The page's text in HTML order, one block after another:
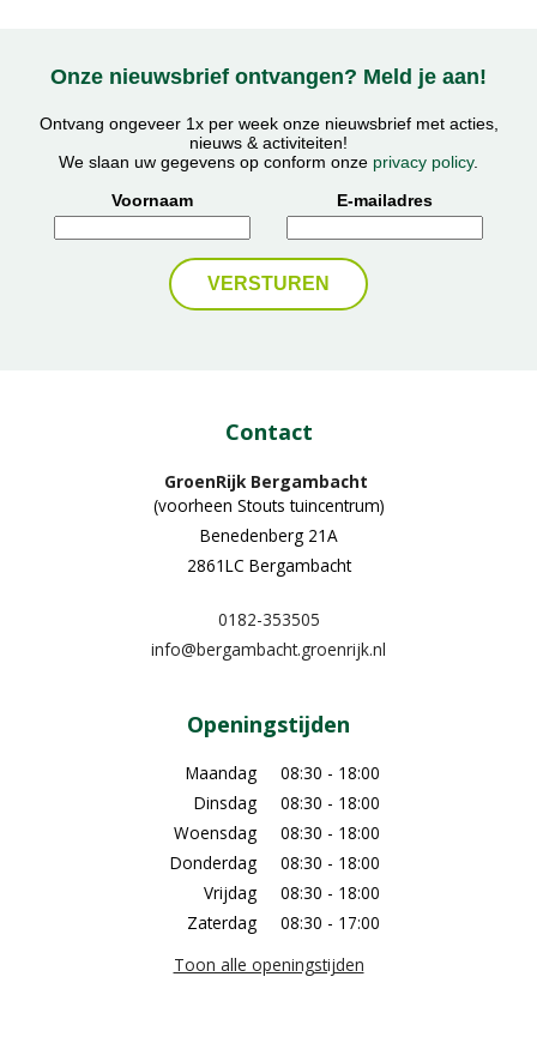
Onze nieuwsbrief ontvangen? Meld je aan!
Ontvang ongeveer 1x per week onze nieuwsbrief met acties,
nieuws & activiteiten!
We slaan uw gegevens op conform onze privacy policy.
Voornaam
E-mailadres
Contact
GroenRijk Bergambacht
(voorheen Stouts tuincentrum)
Benedenberg 21A
2861LC Bergambacht
0182-353505
info@bergambacht.groenrijk.nl
Openingstijden
Maandag
08:30 - 18:00
Dinsdag
08:30 - 18:00
Woensdag
08:30 - 18:00
Donderdag
08:30 - 18:00
Vrijdag
08:30 - 18:00
Zaterdag
08:30 - 17:00
Toon alle openingstijden